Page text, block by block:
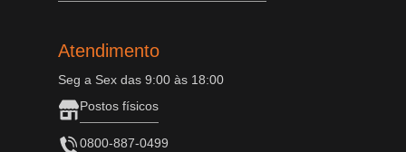
Atendimento
Seg a Sex das 9:00 às 18:00
Postos físicos
0800-887-0499